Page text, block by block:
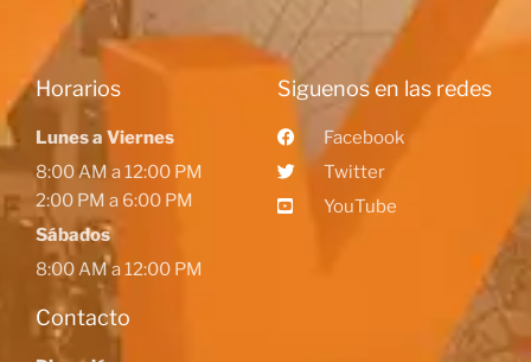
Horarios
Lunes a Viernes
8:00 AM a 12:00 PM
2:00 PM a 6:00 PM
Sábados
8:00 AM a 12:00 PM
Contacto
Siguenos en las redes
Facebook
Twitter
YouTube